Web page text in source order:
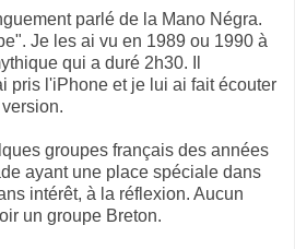
parlé de la Mano Négra.
Je les ai vu en 1989 ou 1990 à
qui a duré 2h30. Il
pris l'iPhone et je lui ai fait écouter
groupes français des années
ayant une place spéciale dans
intérêt, à la réflexion. Aucun
un groupe Breton.